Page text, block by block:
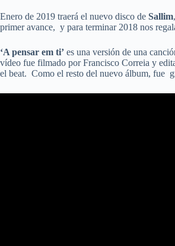
Enero de 2019 traerá el nuevo disco de Sallim
primer avance, y para terminar 2018 nos
‘A pensar em ti’ es una versión de una
vídeo fue filmado por Francisco Correia y
el beat. Como el resto del nuevo álbum, fue